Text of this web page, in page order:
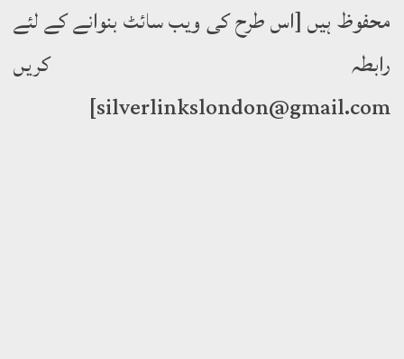
ہیں [اس طرح کی ویب سائٹ بنوانے کے لئے
کریں